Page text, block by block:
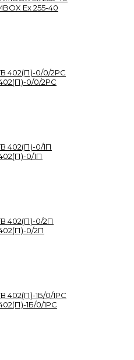
Ex 255-40
0/0/2РС
0/1П
0/2П
1Б/0/1РС